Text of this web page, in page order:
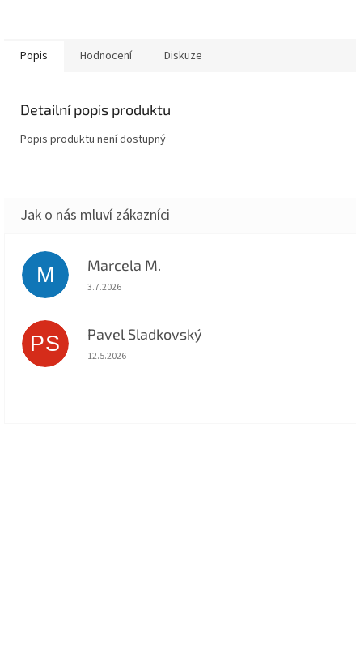
Popis Hodnocení Diskuze
Detailní popis produktu
Popis produktu není dostupný
M Marcela M.
Hodnocení obchodu je 5 z 5 hvězdiček.
3.7.2026
PS Pavel Sladkovský
Hodnocení obchodu je 5 z 5 hvězdiček.
12.5.2026